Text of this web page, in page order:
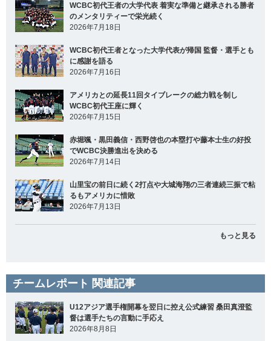
WCBC初代王者の大学代表 着実な準備と継承される勝者
のメンタリティーで栄光続く
2026年7月18日
WCBC初代王者となった大学代表が帰国 監督・選手とも
に感謝を語る
2026年7月16日
アメリカとの延長11回タイブレークの総力戦を制し
WCBC初代王座に輝く
2026年7月15日
赤堀颯・黒田義信・西野啓也の本塁打や藤本士生の好投
でWCBC決勝進出を決める
2026年7月14日
山里宝の前日に続く2打点や大城海翔の三者連続三振で粘
るもアメリカに惜敗
2026年7月13日
もっと見る
チームレポート 関連記事
U12アジア選手権開幕を翌日に控え公式練習 桑田真澄監
督は選手たちの言動に手応え
2026年8月8日